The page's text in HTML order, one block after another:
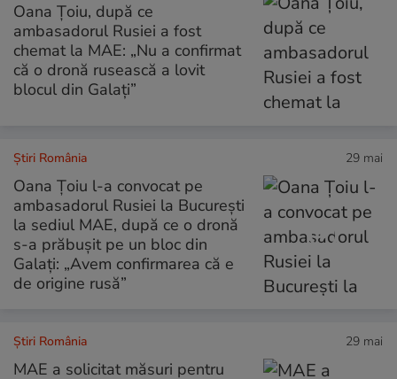
Oana Țoiu, după ce
ambasadorul Rusiei a fost
chemat la MAE: „Nu a confirmat
că o dronă rusească a lovit
blocul din Galați”
Știri România 29 mai
Oana Țoiu l-a convocat pe
ambasadorul Rusiei la București
la sediul MAE, după ce o dronă
s-a prăbușit pe un bloc din
Galați: „Avem confirmarea că e
de origine rusă”
Știri România 29 mai
MAE a solicitat măsuri pentru